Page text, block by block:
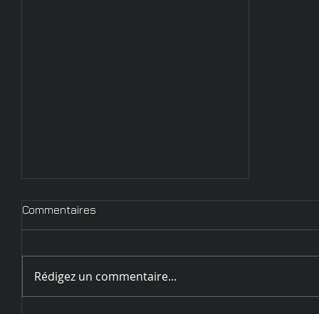
Commentaires
Rédigez un commentaire...